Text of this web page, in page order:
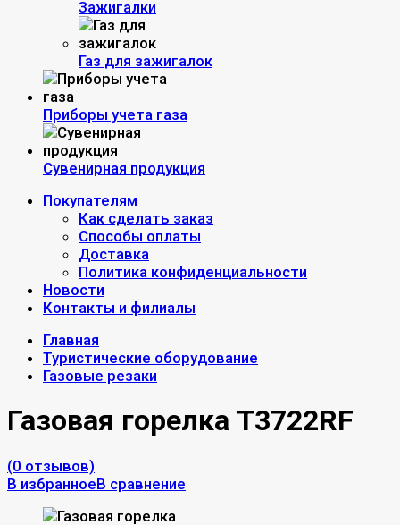
Зажигалки
Газ для зажигалок
Приборы учета газа
Сувенирная продукция
Покупателям
Как сделать заказ
Способы оплаты
Доставка
Политика конфиденциальности
Новости
Контакты и филиалы
Главная
Туристические оборудование
Газовые резаки
Газовая горелка T3722RF
(0 отзывов)
В избранноеВ сравнение